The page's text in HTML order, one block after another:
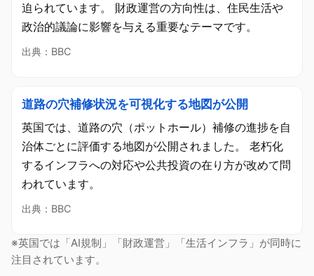
迫られています。 財政運営の方向性は、住民生活や
政治的議論に影響を与える重要なテーマです。
出典：BBC
道路の穴補修状況を可視化する地図が公開
英国では、道路の穴（ポットホール）補修の進捗を自
治体ごとに評価する地図が公開されました。 老朽化
するインフラへの対応や公共投資の在り方が改めて問
われています。
出典：BBC
※英国では「AI規制」「財政運営」「生活インフラ」が同時に
注目されています。